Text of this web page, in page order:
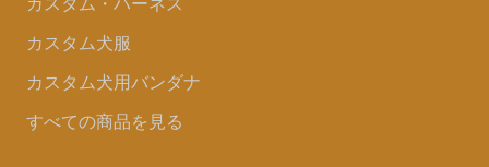
カスタム犬服
カスタム犬用バンダナ
すべての商品を見る